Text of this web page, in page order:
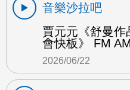
音樂沙拉吧
賈元元《舒曼作
會快板》 FM AM
2026/06/22